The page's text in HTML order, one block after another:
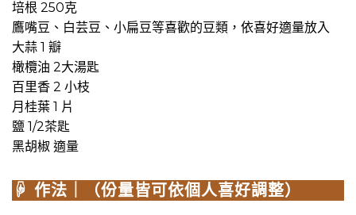
培根 250克
鷹嘴豆、白芸豆、小扁豆等喜歡的豆類，依喜好適量放入
大蒜 1 瓣
橄欖油 2大湯匙
百里香 2 小枝
月桂葉 1 片
鹽 1/2茶匙
黑胡椒 適量
☟ 作法｜（份量皆可依個人喜好調整）